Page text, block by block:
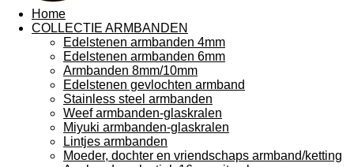
Home
COLLECTIE ARMBANDEN
Edelstenen armbanden 4mm
Edelstenen armbanden 6mm
Armbanden 8mm/10mm
Edelstenen gevlochten armband
Stainless steel armbanden
Weef armbanden-glaskralen
Miyuki armbanden-glaskralen
Lintjes armbanden
Moeder, dochter en vriendschaps armband/ketting